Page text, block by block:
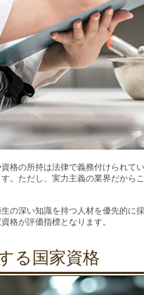
格の所持は法律で義務付けられて
。ただし、実力主義の業界だから
の深い知識を持つ人材を優先的に
格が評価指標となります。
る国家資格